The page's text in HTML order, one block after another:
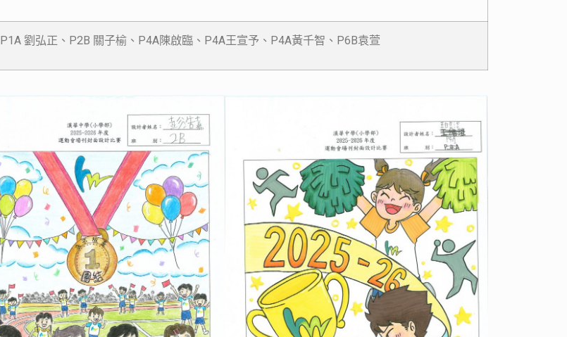
P1A 劉弘正、P2B 關子榆、P4A陳啟臨、P4A王宣予、P4A黃千智、P6B袁萱